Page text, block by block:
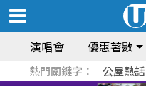
演唱會 優惠著數
熱門關鍵字： 公屋熱話